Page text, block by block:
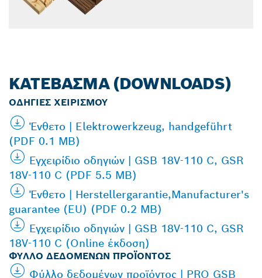
ΚΑΤΈΒΑΣΜΑ (DOWNLOADS)
ΟΔΗΓΊΕΣ ΧΕΙΡΙΣΜΟΎ
Ένθετο | Elektrowerkzeug, handgeführt
(PDF 0.1 MB)
Εγχειρίδιο οδηγιών | GSB 18V-110 C, GSR
18V-110 C (PDF 5.5 MB)
Ένθετο | Herstellergarantie,Manufacturer's
guarantee (EU) (PDF 0.2 MB)
Εγχειρίδιο οδηγιών | GSB 18V-110 C, GSR
18V-110 C (Online έκδοση)
ΦΎΛΛΟ ΔΕΔΟΜΈΝΩΝ ΠΡΟΪΌΝΤΟΣ
Φύλλο δεδομένων προϊόντος | PRO GSB